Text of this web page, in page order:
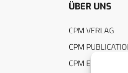
ÜBER UNS
CPM VERLAG
CPM
CPM EVENTS